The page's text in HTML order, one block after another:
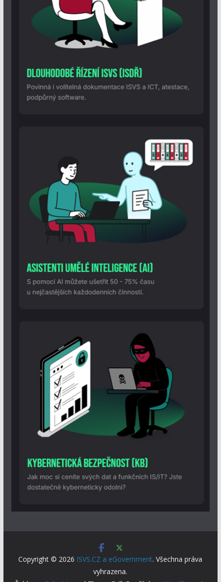
Copyright © 2026 ISVS.CZ a eGovernment. Všechna práva
vyhrazena.